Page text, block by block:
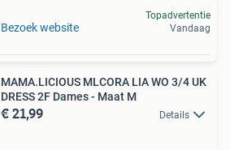
Bezoek website
Topadvertentie
Vandaag
MAMA.LICIOUS MLCORA LIA WO 3/4 UK
DRESS 2F Dames - Maat M
€ 21,99 Details